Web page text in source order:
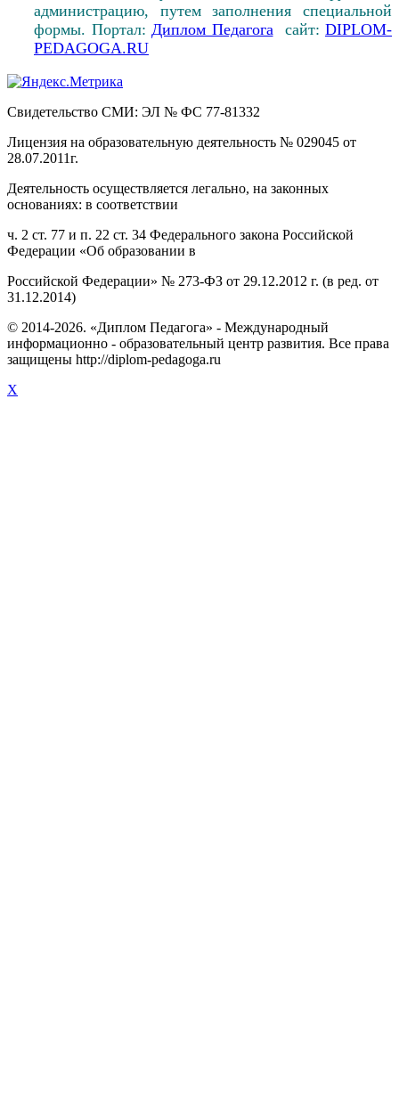
администрацию, путем заполнения специальной
формы. Портал: Диплом Педагогасайт: DIPLOM-
PEDAGOGA.RU
Свидетельство СМИ: ЭЛ № ФС 77-81332
Лицензия на образовательную деятельность № 029045 от
28.07.2011г.
Деятельность осуществляется легально, на законных
основаниях: в соответствии
ч. 2 ст. 77 и п. 22 ст. 34 Федерального закона Российской
Федерации «Об образовании в
Российской Федерации» № 273-ФЗ от 29.12.2012 г. (в ред. от
31.12.2014)
© 2014-2026. «Диплом Педагога» - Международный
информационно - образовательный центр развития. Все права
защищены http://diplom-pedagoga.ru
X